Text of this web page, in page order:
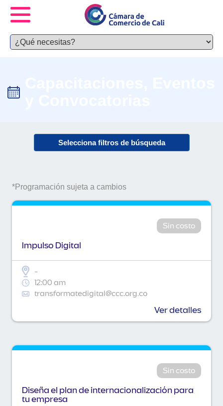
Selecciona filtros de búsqueda
*Programación sujeta a cambios
Sin costo
Impulso Digital
-
12:00 am
transformatedigital@ccc.org.co
Ver detalles
Sin costo
Diseña el plan de internacionalización para
tu empresa